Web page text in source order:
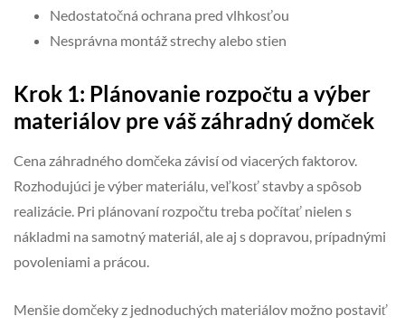
Nedostatočná ochrana pred vlhkosťou
Nesprávna montáž strechy alebo stien
Krok 1: Plánovanie rozpočtu a výber
materiálov pre váš záhradný domček
Cena záhradného domčeka závisí od viacerých faktorov.
Rozhodujúci je výber materiálu, veľkosť stavby a spôsob
realizácie. Pri plánovaní rozpočtu treba počítať nielen s
nákladmi na samotný materiál, ale aj s dopravou, prípadnými
povoleniami a prácou.
Menšie domčeky z jednoduchých materiálov možno postaviť